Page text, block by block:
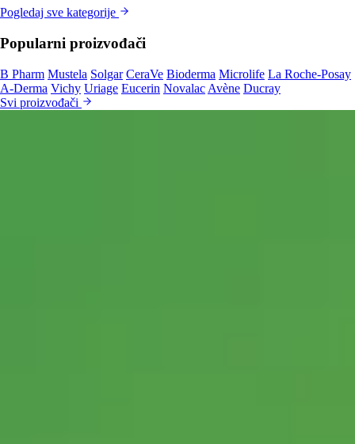
Pogledaj sve kategorije
Popularni proizvođači
B Pharm Mustela Solgar CeraVe Bioderma Microlife La Roche-Posay
A-Derma Vichy Uriage Eucerin Novalac Avène Ducray
Svi proizvođači